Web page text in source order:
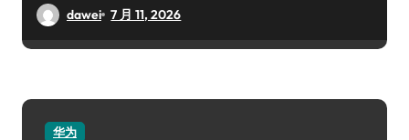
dawei 7 月 11, 2026
华为